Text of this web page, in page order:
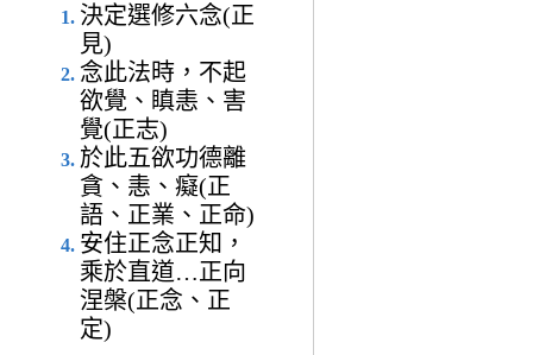
決定選修六念(正
見)
念此法時，不起
欲覺、瞋恚、害
覺(正志)
於此五欲功德離
貪、恚、癡(正
語、正業、正命)
安住正念正知，
乘於直道…正向
涅槃(正念、正
定)